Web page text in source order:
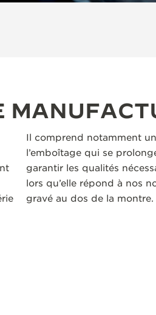
Il comprend notamment
l’emboîtage qui se
garantir les qualités
lors qu’elle répond à nos
gravé au dos de la montre.